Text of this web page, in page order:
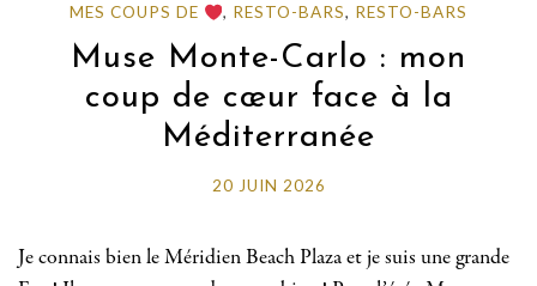
MES COUPS DE , RESTO-BARS, RESTO-BARS
Muse Monte-Carlo : mon
coup de cœur face à la
Méditerranée
20 JUIN 2026
Je connais bien le Méridien Beach Plaza et je suis une grande